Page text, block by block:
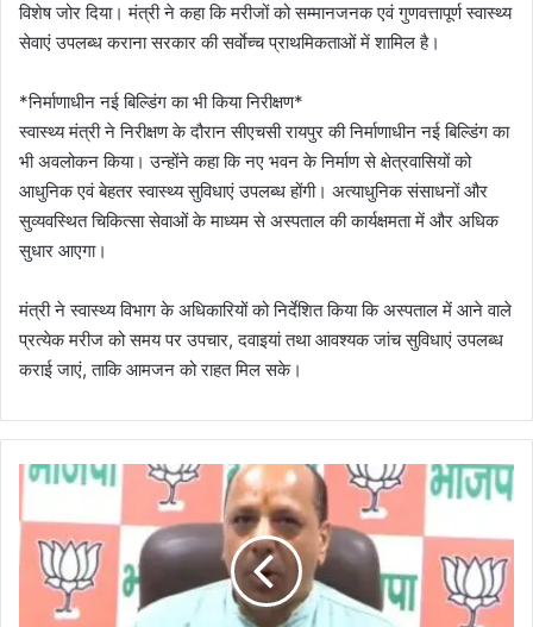
विशेष जोर दिया। मंत्री ने कहा कि मरीजों को सम्मानजनक एवं गुणवत्तापूर्ण स्वास्थ्य
सेवाएं उपलब्ध कराना सरकार की सर्वाेच्च प्राथमिकताओं में शामिल है।
*निर्माणाधीन नई बिल्डिंग का भी किया निरीक्षण*
स्वास्थ्य मंत्री ने निरीक्षण के दौरान सीएचसी रायपुर की निर्माणाधीन नई बिल्डिंग का
भी अवलोकन किया। उन्होंने कहा कि नए भवन के निर्माण से क्षेत्रवासियों को
आधुनिक एवं बेहतर स्वास्थ्य सुविधाएं उपलब्ध होंगी। अत्याधुनिक संसाधनों और
सुव्यवस्थित चिकित्सा सेवाओं के माध्यम से अस्पताल की कार्यक्षमता में और अधिक
सुधार आएगा।
मंत्री ने स्वास्थ्य विभाग के अधिकारियों को निर्देशित किया कि अस्पताल में आने वाले
प्रत्येक मरीज को समय पर उपचार, दवाइयां तथा आवश्यक जांच सुविधाएं उपलब्ध
कराई जाएं, ताकि आमजन को राहत मिल सके।
न
के